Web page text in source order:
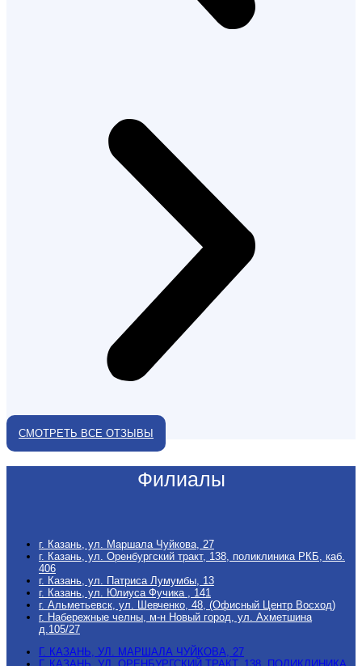
СМОТРЕТЬ ВСЕ ОТЗЫВЫ
Филиалы
г. Казань, ул. Маршала Чуйкова, 27
г. Казань, ул. Оренбургский тракт, 138, поликлиника РКБ, каб.
406
г. Казань, ул. Патриса Лумумбы, 13
г. Казань, ул. Юлиуса Фучика , 141
г. Альметьевск, ул. Шевченко, 48, (Офисный Центр Восход)
г. Набережные челны, м-н Новый город, ул. Ахметшина
д.105/27
Г. КАЗАНЬ, УЛ. МАРШАЛА ЧУЙКОВА, 27